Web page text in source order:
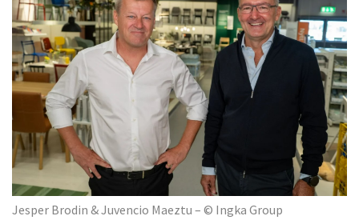
Jesper Brodin & Juvencio Maeztu – © Ingka Group